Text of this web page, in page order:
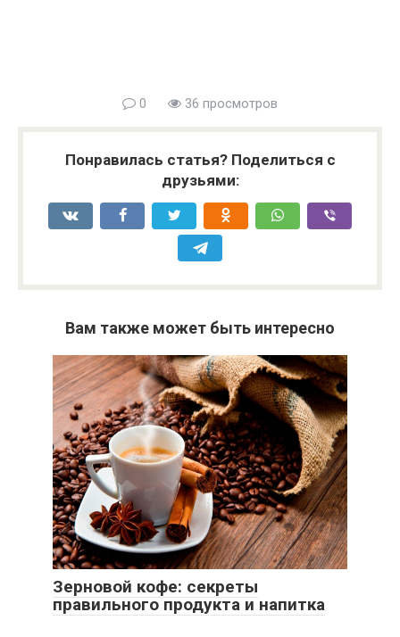
0 36 просмотров
Понравилась статья? Поделиться с
друзьями:
Вам также может быть интересно
Зерновой кофе: секреты
правильного продукта и напитка